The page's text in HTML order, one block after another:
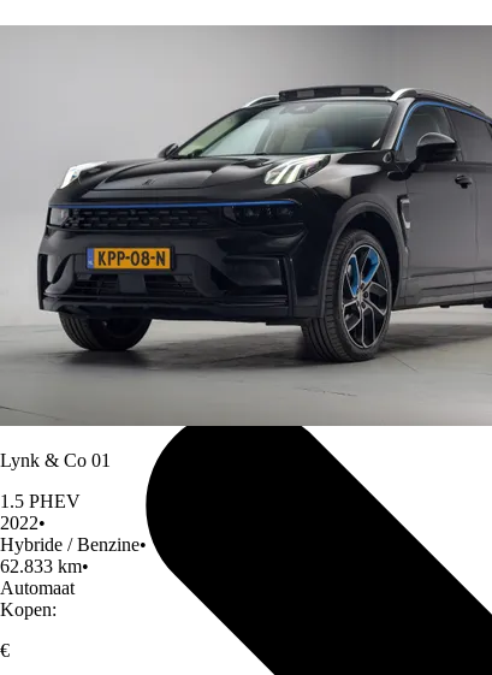
Lynk & Co 01
1.5 PHEV
2022•
Hybride / Benzine•
62.833 km•
Automaat
Kopen:
€